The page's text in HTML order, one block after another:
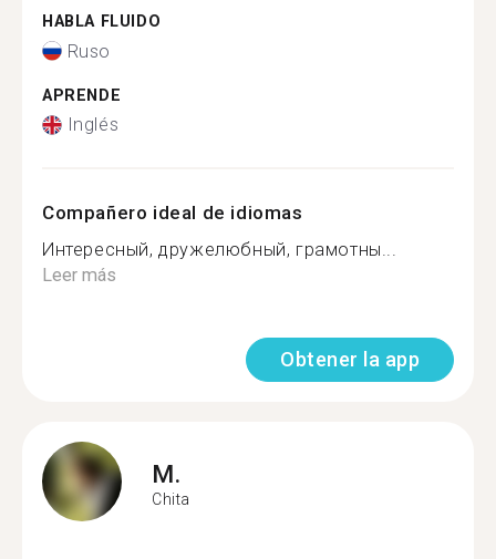
HABLA FLUIDO
Ruso
APRENDE
Inglés
Compañero ideal de idiomas
Интересный, дружелюбный, грамотны...
Leer más
Obtener la app
M.
Chita